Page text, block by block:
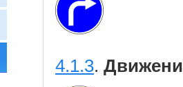
4.1.3.